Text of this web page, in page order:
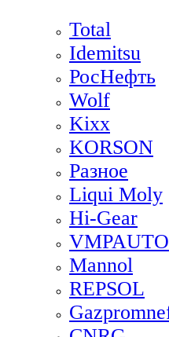
Total
Idemitsu
РосНефть
Wolf
Kixx
KORSON
Разное
Liqui Moly
Hi-Gear
VMPAUTO
Mannol
REPSOL